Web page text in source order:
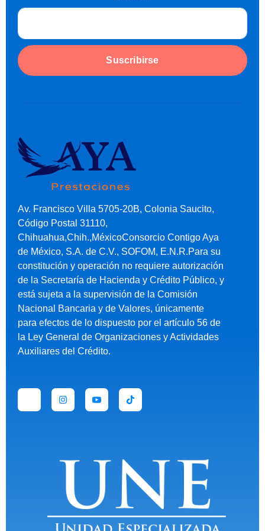
Suscribirse
Av. Francisco Villa 5705-20B, Colonia Saucito,
Código Postal 31110,
Chihuahua,Chih.,MéxicoConsorcio Contigo Aya
de México, S.A. de C.V., SOFOM, E.N.R.Para su
constitución y operación no requiere autorización
de la Secretaría de Hacienda y Crédito Público, y
está sujeta a la supervisión de la Comisión
Nacional Bancaria y de Valores, únicamente
para efectos de lo dispuesto por el artículo 56 de
la Ley General de Organizaciones y Actividades
Auxiliares del Crédito.